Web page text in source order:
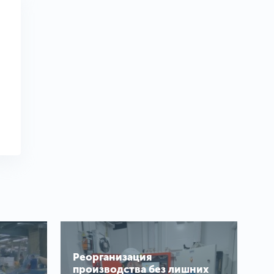
Реорганизация
производства без лишних